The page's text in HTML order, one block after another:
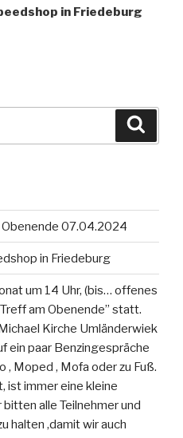
in Friedeburg
07.04.2024
in Friedeburg
um 14 Uhr, (bis… offenes
am Obenende” statt.
Kirche Umländerwiek
ein paar Benzingespräche
, Moped , Mofa oder zu Fuß.
ist immer eine kleine
alle Teilnehmer und
halten ,damit wir auch